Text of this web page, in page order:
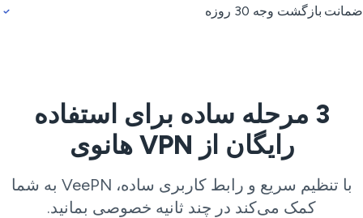
بازگشت وجه 30 روزه
3 مرحله ساده برای استفاده
رایگان از VPN هانوی
با تنظیم سریع و رابط کاربری ساده، VeePN به شما
کمک می‌کند در چند ثانیه خصوصی بمانید.